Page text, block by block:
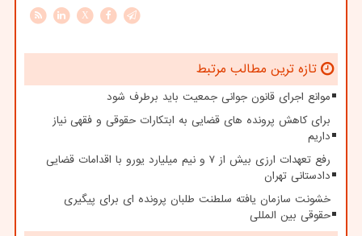
X
تازه ترین مطالب مرتبط
موانع اجرای قانون جوانی جمعیت باید برطرف شود
برای کاهش پرونده های قضایی به ابتکارات حقوقی و فقهی نیاز
داریم
رفع تعهدات ارزی بیش از ۷ و نیم میلیارد یورو با اقدامات قضایی
دادستانی تهران
خشونت سازمان یافته سلطنت طلبان پرونده ای برای پیگیری
حقوقی بین المللی